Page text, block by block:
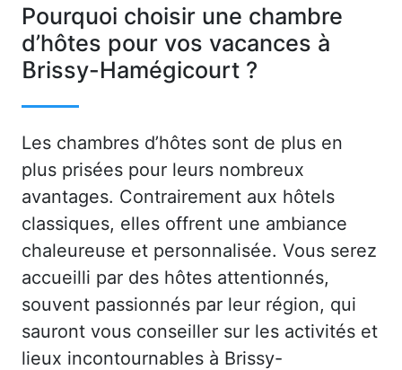
Pourquoi choisir une chambre
d’hôtes pour vos vacances à
Brissy-Hamégicourt ?
Les chambres d’hôtes sont de plus en
plus prisées pour leurs nombreux
avantages. Contrairement aux hôtels
classiques, elles offrent une ambiance
chaleureuse et personnalisée. Vous serez
accueilli par des hôtes attentionnés,
souvent passionnés par leur région, qui
sauront vous conseiller sur les activités et
lieux incontournables à Brissy-